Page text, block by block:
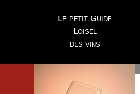
Le petit Guide
Loisel
des vins